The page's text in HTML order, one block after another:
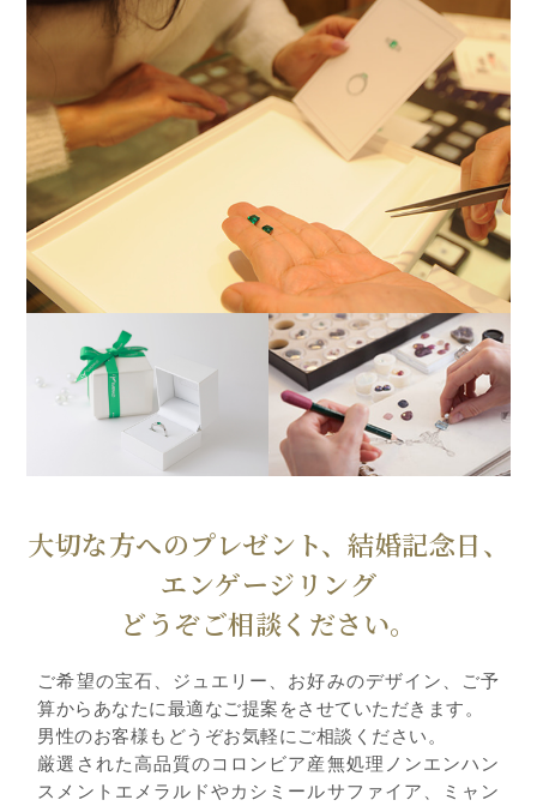
大切な方へのプレゼント、結婚記念日、
エンゲージリング
どうぞご相談ください。
ご希望の宝石、ジュエリー、お好みのデザイン、ご予
算からあなたに最適なご提案をさせていただきます。
男性のお客様もどうぞお気軽にご相談ください。
厳選された高品質のコロンビア産無処理ノンエンハン
スメントエメラルドやカシミールサファイア、ミャン